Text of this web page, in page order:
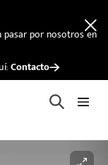
pasar por nosotros en
Contacto